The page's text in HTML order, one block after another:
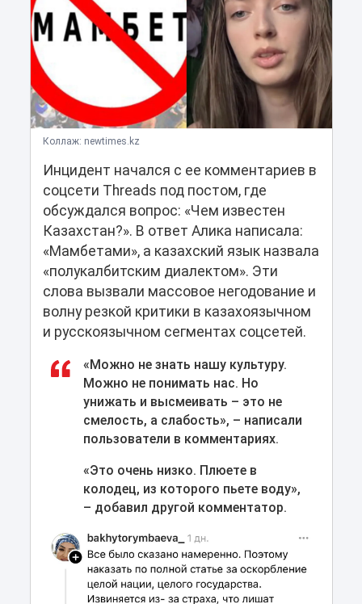
Коллаж: newtimes.kz
Инцидент начался с ее комментариев в
соцсети Threads под постом, где
обсуждался вопрос: «Чем известен
Казахстан?». В ответ Алика написала:
«Мамбетами», а казахский язык назвала
«полукалбитским диалектом». Эти
слова вызвали массовое негодование и
волну резкой критики в казахоязычном
и русскоязычном сегментах соцсетей.
«Можно не знать нашу культуру.
Можно не понимать нас. Но
унижать и высмеивать – это не
смелость, а слабость», – написали
пользователи в комментариях.
«Это очень низко. Плюете в
колодец, из которого пьете воду»,
– добавил другой комментатор.